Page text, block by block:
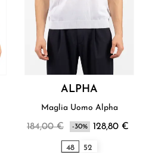
ALPHA
Maglia Uomo Alpha
184,00 € -30% 128,80 €
48 52